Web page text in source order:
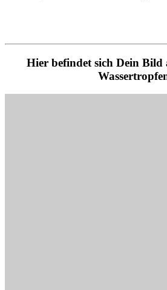
Hier befindet sich Dein Bild